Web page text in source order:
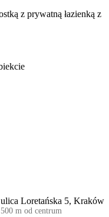
z prywatną łazienką z
Ponadto
satelitarnymi i
udogodnienia w postaci
na sąsiednich ulicach,
oceniają czystość
sprawia, że spacer na
ulica Loretańska 5, Kraków
500 m od centrum